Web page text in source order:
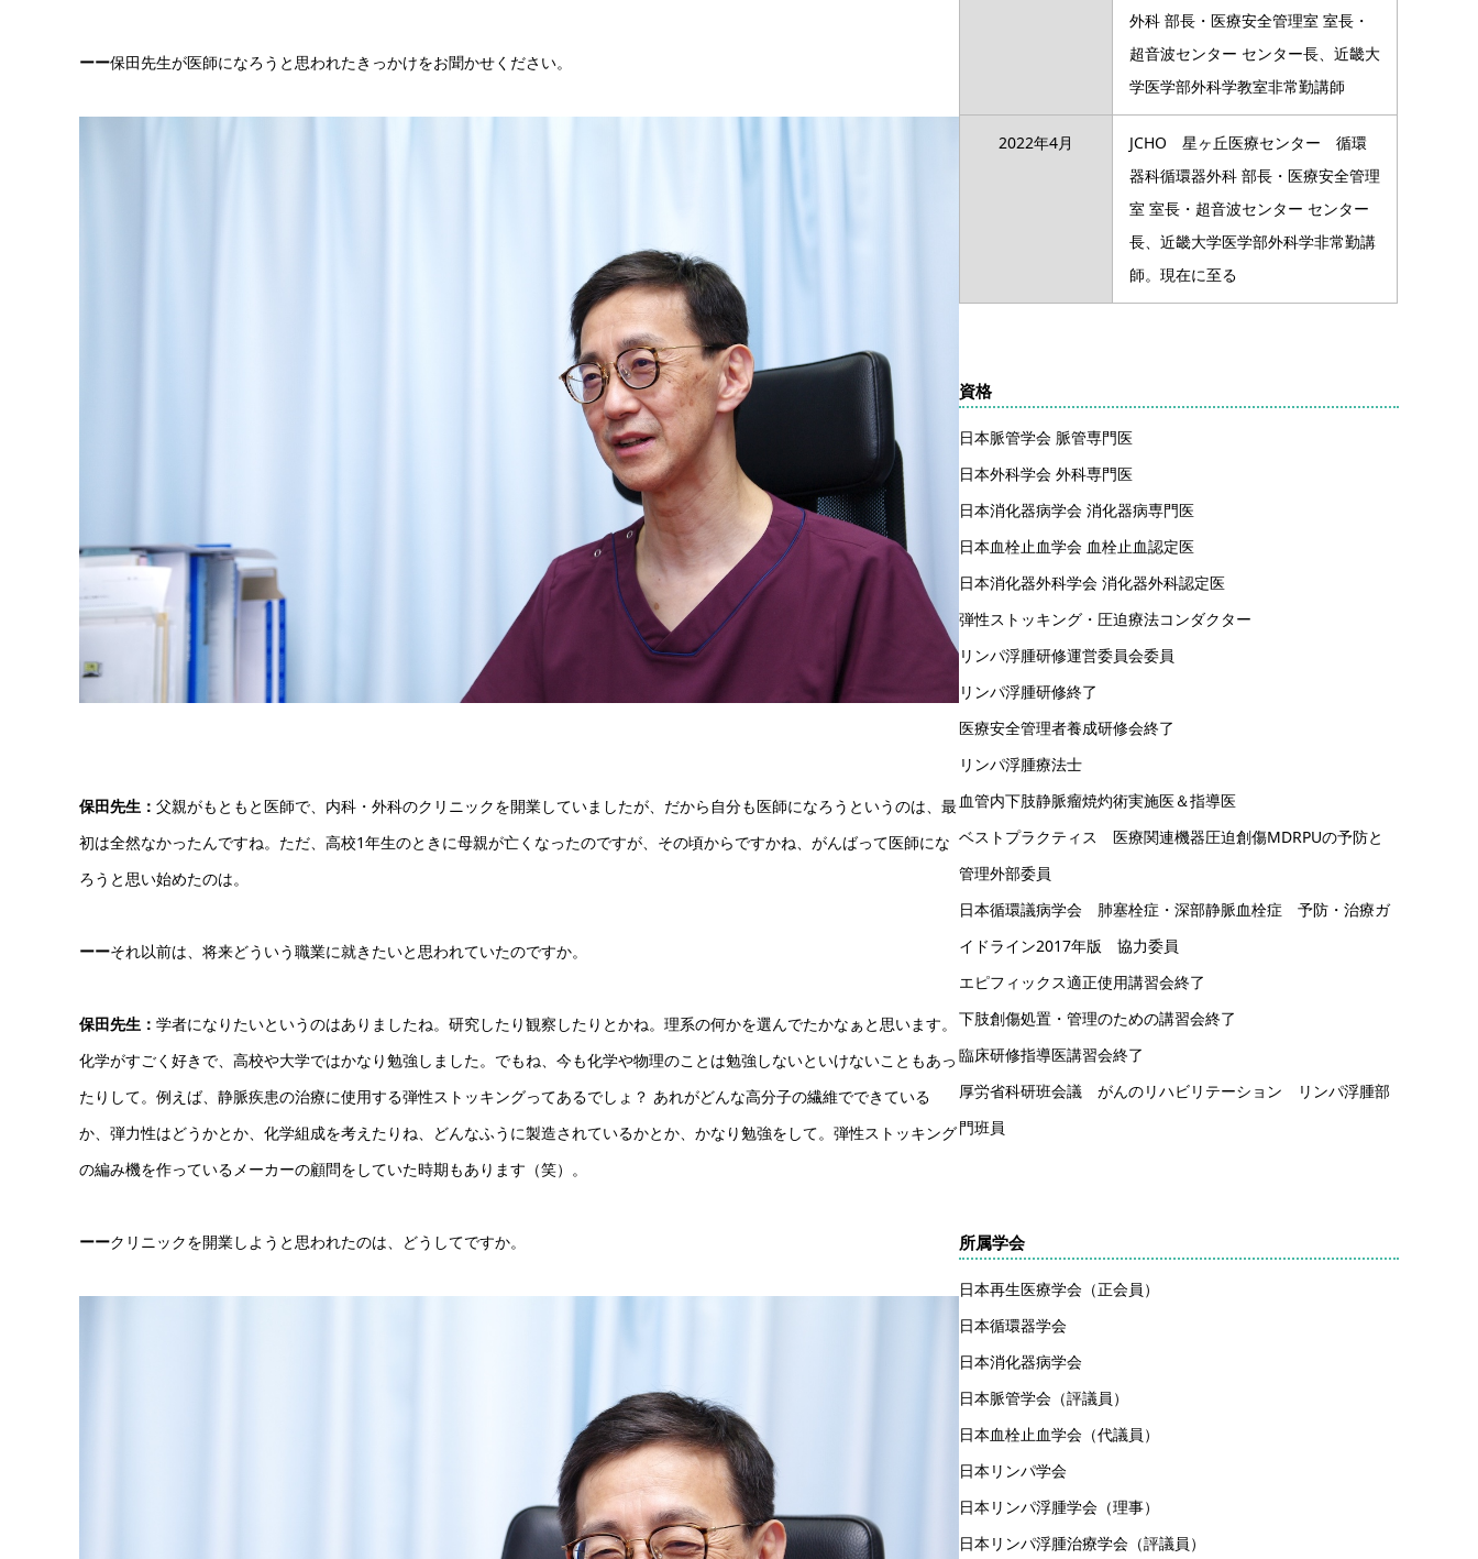
ーー保田先生が医師になろうと思われたきっかけをお聞かせください。
保田先生： 父親がもともと医師で、内科・外科のクリニックを開業していましたが、だから自分も医師になろうというのは、最
初は全然なかったんですね。ただ、高校1年生のときに母親が亡くなったのですが、その頃からですかね、がんばって医師にな
ろうと思い始めたのは。
ーーそれ以前は、将来どういう職業に就きたいと思われていたのですか。
保田先生： 学者になりたいというのはありましたね。研究したり観察したりとかね。理系の何かを選んでたかなぁと思います。
化学がすごく好きで、高校や大学ではかなり勉強しました。でもね、今も化学や物理のことは勉強しないといけないこともあっ
たりして。例えば、静脈疾患の治療に使用する弾性ストッキングってあるでしょ？ あれがどんな高分子の繊維でできている
か、弾力性はどうかとか、化学組成を考えたりね、どんなふうに製造されているかとか、かなり勉強をして。弾性ストッキング
の編み機を作っているメーカーの顧問をしていた時期もあります（笑）。
ーークリニックを開業しようと思われたのは、どうしてですか。
外科 部長・医療安全管理室 室長・
超音波センター センター長、近畿大
学医学部外科学教室非常勤講師
2022年4月
JCHO 星ヶ丘医療センター 循環
器科循環器外科 部長・医療安全管理
室 室長・超音波センター センター
長、近畿大学医学部外科学非常勤講
師。現在に至る
資格
日本脈管学会 脈管専門医
日本外科学会 外科専門医
日本消化器病学会 消化器病専門医
日本血栓止血学会 血栓止血認定医
日本消化器外科学会 消化器外科認定医
弾性ストッキング・圧迫療法コンダクター
リンパ浮腫研修運営委員会委員
リンパ浮腫研修終了
医療安全管理者養成研修会終了
リンパ浮腫療法士
血管内下肢静脈瘤焼灼術実施医＆指導医
ベストプラクティス 医療関連機器圧迫創傷MDRPUの予防と
管理外部委員
日本循環議病学会 肺塞栓症・深部静脈血栓症 予防・治療ガ
イドライン2017年版 協力委員
エピフィックス適正使用講習会終了
下肢創傷処置・管理のための講習会終了
臨床研修指導医講習会終了
厚労省科研班会議 がんのリハビリテーション リンパ浮腫部
門班員
所属学会
日本再生医療学会（正会員）
日本循環器学会
日本消化器病学会
日本脈管学会（評議員）
日本血栓止血学会（代議員）
日本リンパ学会
日本リンパ浮腫学会（理事）
日本リンパ浮腫治療学会（評議員）